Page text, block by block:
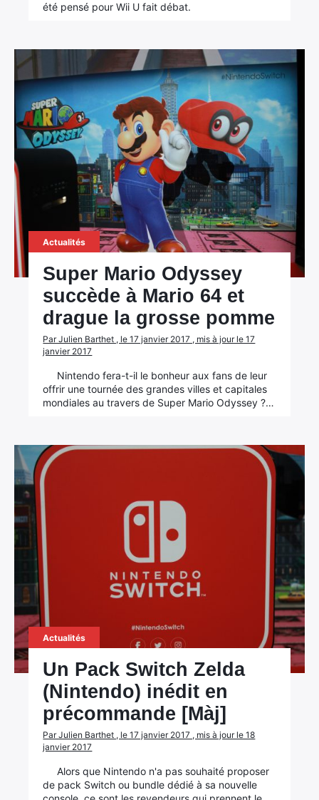
été pensé pour Wii U fait débat.
Actualités
Super Mario Odyssey
succède à Mario 64 et
drague la grosse pomme
Par Julien Barthet , le 17 janvier 2017 , mis à jour le 17
janvier 2017
Nintendo fera-t-il le bonheur aux fans de leur
offrir une tournée des grandes villes et capitales
mondiales au travers de Super Mario Odyssey ?…
Actualités
Un Pack Switch Zelda
(Nintendo) inédit en
précommande [Màj]
Par Julien Barthet , le 17 janvier 2017 , mis à jour le 18
janvier 2017
Alors que Nintendo n'a pas souhaité proposer
de pack Switch ou bundle dédié à sa nouvelle